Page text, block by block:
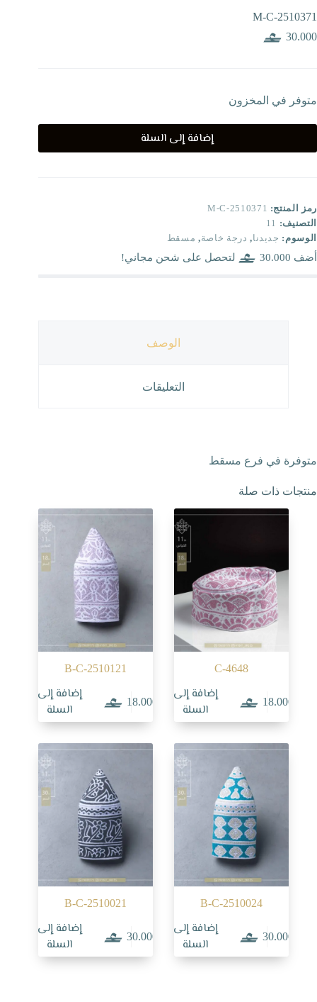
M-C-2510371
30.000
متوفر في المخزون
إضافة إلى السلة
رمز المنتج: M-C-2510371
التصنيف: 11
الوسوم: جديدنا, درجة خاصة, مسقط
أضف 30.000 لتحصل على شحن مجاني!
الوصف
التعليقات
متوفرة في فرع مسقط
منتجات ذات صلة
C-4648
18.000
إضافة إلى
السلة
B-C-2510121
18.000
إضافة إلى
السلة
B-C-2510024
30.000
إضافة إلى
السلة
B-C-2510021
30.000
إضافة إلى
السلة